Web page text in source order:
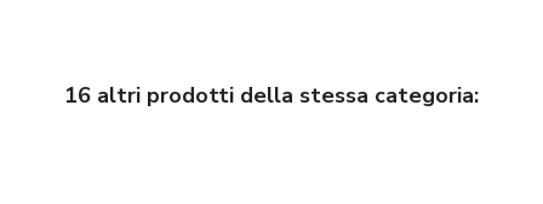
16 altri prodotti della stessa categoria: